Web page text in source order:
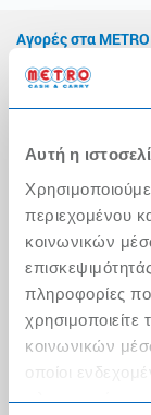
Αυτή η
περιεχομένου
κοινωνικών
πληροφορίες
κοινωνικών
οποίοι
πληροφορίες
Αγορές στα
Εμπειρία METRO
Η Αλυσίδα
Press Kit
Ο λογαριασμός μου
Τα METRO Cash &
Εταιρική
METRO ΑΕΒΕ